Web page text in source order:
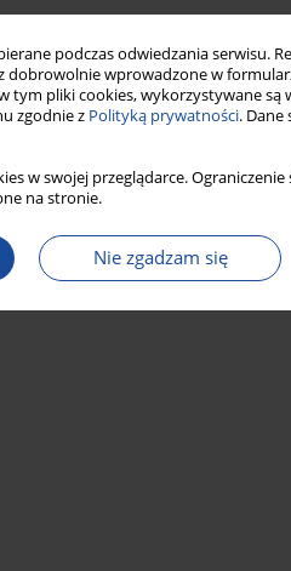
podczas odwiedzania serwisu.
dobrowolnie wprowadzone w
tym pliki cookies, wykorzystywane
zgodnie z Polityką prywatności. Dane
w swojej przeglądarce.
na stronie.
Nie zgadzam się